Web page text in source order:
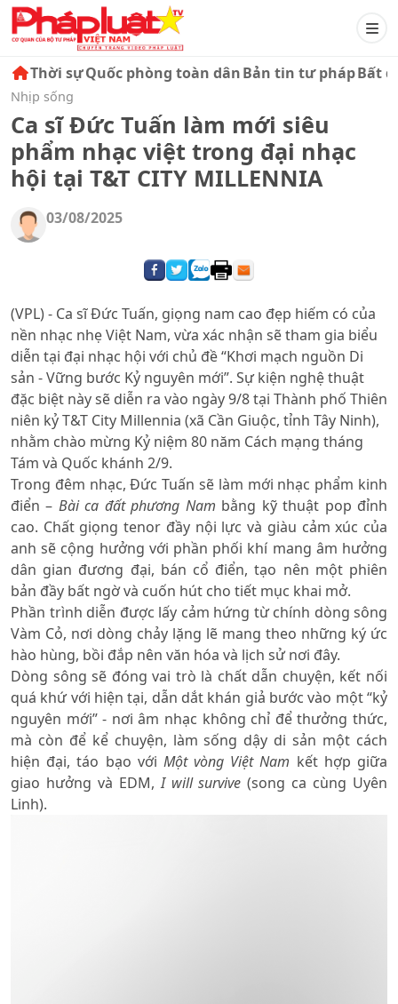
Thời sựQuốc phòng toàn dânBản tin tư phápBất
Nhịp sống
Ca sĩ Đức Tuấn làm mới siêu
phẩm nhạc việt trong đại nhạc
hội tại T&T CITY MILLENNIA
03/08/2025
(VPL) - Ca sĩ Đức Tuấn, giọng nam cao đẹp hiếm có của
nền nhạc nhẹ Việt Nam, vừa xác nhận sẽ tham gia biểu
diễn tại đại nhạc hội với chủ đề “Khơi mạch nguồn Di
sản - Vững bước Kỷ nguyên mới”. Sự kiện nghệ thuật
đặc biệt này sẽ diễn ra vào ngày 9/8 tại Thành phố Thiên
niên kỷ T&T City Millennia (xã Cần Giuộc, tỉnh Tây Ninh),
nhằm chào mừng Kỷ niệm 80 năm Cách mạng tháng
Tám và Quốc khánh 2/9.
Trong đêm nhạc, Đức Tuấn sẽ làm mới nhạc phẩm kinh
điển – Bài ca đất phương Nam bằng kỹ thuật pop đỉnh
cao. Chất giọng tenor đầy nội lực và giàu cảm xúc của
anh sẽ cộng hưởng với phần phối khí mang âm hưởng
dân gian đương đại, bán cổ điển, tạo nên một phiên
bản đầy bất ngờ và cuốn hút cho tiết mục khai mở.
Phần trình diễn được lấy cảm hứng từ chính dòng sông
Vàm Cỏ, nơi dòng chảy lặng lẽ mang theo những ký ức
hào hùng, bồi đắp nên văn hóa và lịch sử nơi đây.
Dòng sông sẽ đóng vai trò là chất dẫn chuyện, kết nối
quá khứ với hiện tại, dẫn dắt khán giả bước vào một “kỷ
nguyên mới” - nơi âm nhạc không chỉ để thưởng thức,
mà còn để kể chuyện, làm sống dậy di sản một cách
hiện đại, táo bạo với Một vòng Việt Nam kết hợp giữa
giao hưởng và EDM,I will survive (song ca cùng Uyên
Linh).